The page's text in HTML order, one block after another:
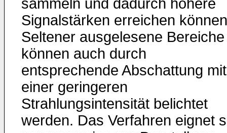
sammeln und dadurch höhere
Signalstärken erreichen
Seltener ausgelesene Bereiche
können auch durch
entsprechende Abschattung mit
einer geringeren
Strahlungsintensität belichtet
werden. Das Verfahren eignet